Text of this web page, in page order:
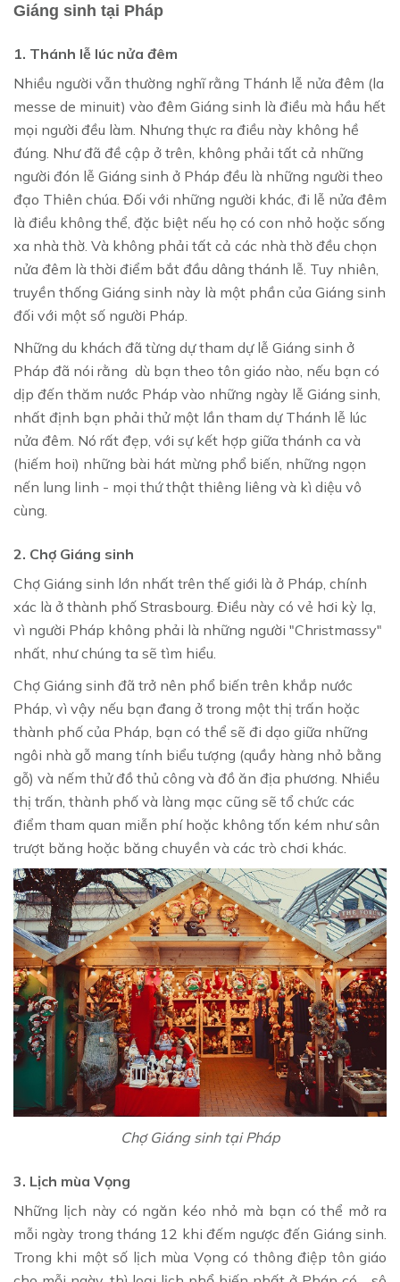
Giáng sinh tại Pháp
1. Thánh lễ lúc nửa đêm
Nhiều người vẫn thường nghĩ rằng Thánh lễ nửa đêm (la
messe de minuit) vào đêm Giáng sinh là điều mà hầu hết
mọi người đều làm. Nhưng thực ra điều này không hề
đúng. Như đã đề cập ở trên, không phải tất cả những
người đón lễ Giáng sinh ở Pháp đều là những người theo
đạo Thiên chúa. Đối với những người khác, đi lễ nửa đêm
là điều không thể, đặc biệt nếu họ có con nhỏ hoặc sống
xa nhà thờ. Và không phải tất cả các nhà thờ đều chọn
nửa đêm là thời điểm bắt đầu dâng thánh lễ. Tuy nhiên,
truyền thống Giáng sinh này là một phần của Giáng sinh
đối với một số người Pháp.
Những du khách đã từng dự tham dự lễ Giáng sinh ở
Pháp đã nói rằng dù bạn theo tôn giáo nào, nếu bạn có
dịp đến thăm nước Pháp vào những ngày lễ Giáng sinh,
nhất định bạn phải thử một lần tham dự Thánh lễ lúc
nửa đêm. Nó rất đẹp, với sự kết hợp giữa thánh ca và
(hiếm hoi) những bài hát mừng phổ biến, những ngọn
nến lung linh - mọi thứ thật thiêng liêng và kì diệu vô
cùng.
2. Chợ Giáng sinh
Chợ Giáng sinh lớn nhất trên thế giới là ở Pháp, chính
xác là ở thành phố Strasbourg. Điều này có vẻ hơi kỳ lạ,
vì người Pháp không phải là những người "Christmassy"
nhất, như chúng ta sẽ tìm hiểu.
Chợ Giáng sinh đã trở nên phổ biến trên khắp nước
Pháp, vì vậy nếu bạn đang ở trong một thị trấn hoặc
thành phố của Pháp, bạn có thể sẽ đi dạo giữa những
ngôi nhà gỗ mang tính biểu tượng (quầy hàng nhỏ bằng
gỗ) và nếm thử đồ thủ công và đồ ăn địa phương. Nhiều
thị trấn, thành phố và làng mạc cũng sẽ tổ chức các
điểm tham quan miễn phí hoặc không tốn kém như sân
trượt băng hoặc băng chuyền và các trò chơi khác.
Chợ Giáng sinh tại Pháp
3. Lịch mùa Vọng
Những lịch này có ngăn kéo nhỏ mà bạn có thể mở ra
mỗi ngày trong tháng 12 khi đếm ngược đến Giáng sinh.
Trong khi một số lịch mùa Vọng có thông điệp tôn giáo